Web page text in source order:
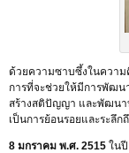
ด้วยความซาบซึ้งในความ
การที่จะช่วยให้มีการพัฒ
สร้างสติปัญญา และพัฒนา
เป็นการย้อนรอยและระลึก
8 มกราคม พ.ศ. 2515 ใน